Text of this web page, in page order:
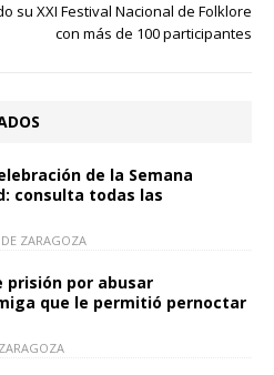
su XXI Festival Nacional de Folklore
con más de 100 participantes
de la Semana
consulta todas las
ZARAGOZA
prisión por abusar
que le permitió pernoctar